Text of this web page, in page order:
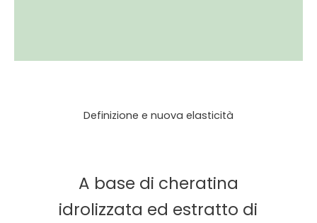
Definizione e nuova elasticità
A base di cheratina
idrolizzata ed estratto di